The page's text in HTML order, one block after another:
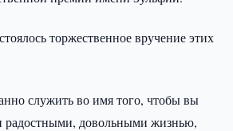
торжественное вручение этих
служить во имя того, чтобы вы
радостными, довольными жизнью,